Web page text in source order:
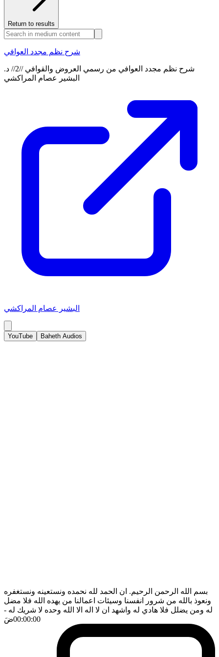
Return to results
شرح نظم مجدد العوافي
شرح نظم مجدد العوافي من رسمي العروض والقوافي //2// د.
البشير عصام المراكشي
البشير عصام المراكشي
YouTube Baheth Audios
بسم الله الرحمن الرحيم. ان الحمد لله نحمده ونستعينه ونستغفره
ونعوذ بالله من شرور انفسنا وسيئات اعمالنا من يهده الله فلا مضل
له ومن يضلل فلا هادي له واشهد ان لا اله الا الله وحده لا شريك له -
00:00:00ضَ